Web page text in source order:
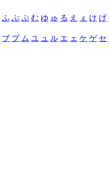
ふ ぶ ぷ む ゆ ゅ る え ぇ け げ
ブ プ ム ユ ュ ル エ ェ ケ ゲ セ